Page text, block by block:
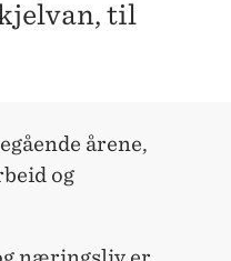
til
årene,
og